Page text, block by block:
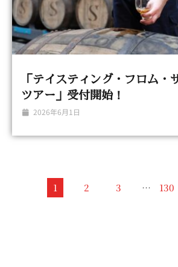
「テイスティング・フロム・
ツアー」受付開始！
2026年6月1日
1 2 3 … 130